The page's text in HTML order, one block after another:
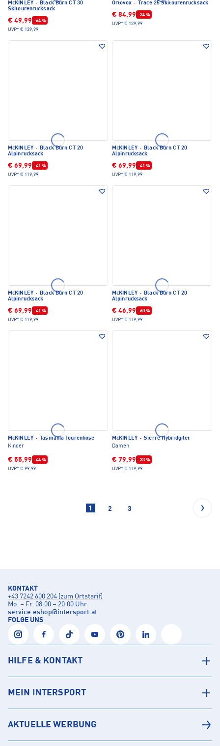
McKINLEY · Black Burn CT 30
Skitourenrucksack
€ 49,99 -64 %
UVP* € 139,99
Ortovox · Trace 25 Skitourenrucksack
€ 84,99 -34 %
UVP* € 129,99
McKINLEY · Black Burn CT 20
Alpinrucksack
€ 69,99 -41 %
UVP* € 119,99
McKINLEY · Black Burn CT 20
Alpinrucksack
€ 69,99 -41 %
UVP* € 119,99
McKINLEY · Black Burn CT 20
Alpinrucksack
€ 69,99 -41 %
UVP* € 119,99
McKINLEY · Black Burn CT 20
Alpinrucksack
€ 46,99 -60 %
UVP* € 119,99
McKINLEY ·
Tasmania Tourenhose
Kinder
€ 55,99 -44 %
UVP* € 99,99
McKINLEY · Sierre Hybridgilet
Damen
€ 79,99 -33 %
UVP* € 119,99
1 2 3
KONTAKT
+43 7242 600 204 (zum Ortstarif)
Mo. – Fr. 08:00 – 20:00 Uhr
service.eshop@intersport.at
FOLGE UNS
HILFE & KONTAKT
MEIN INTERSPORT
AKTUELLE WERBUNG